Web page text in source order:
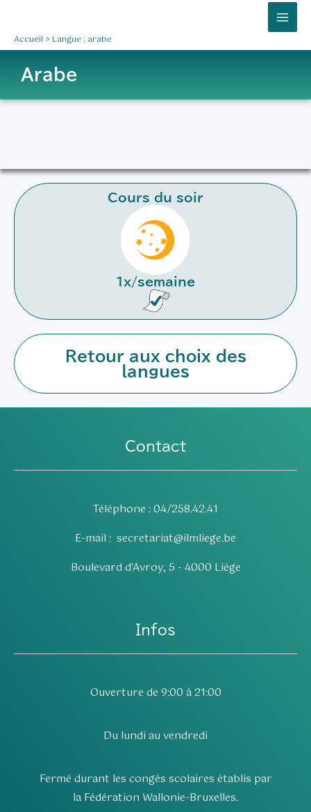
contenu
Main
Accueil Langue : arabe
Arabe
Cours du soir
1x/semaine
Retour aux choix des
langues
Contact
Téléphone : 04/258.42.41
E-mail : secretariat@ilmliege.be
Boulevard d'Avroy, 5 - 4000 Liège
Infos
Ouverture de 9:00 à 21:00
Du lundi au vendredi
Fermé durant les congés scolaires établis par
la Fédération Wallonie-Bruxelles.